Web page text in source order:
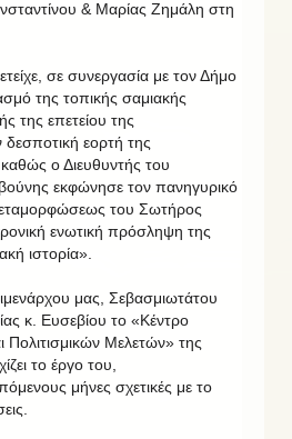
& Μαρίας Ζημάλη στη
σε συνεργασία με τον Δήμο
της τοπικής σαμιακής
της επετείου της
εορτή της
ο Διευθυντής του
εκφώνησε τον πανηγυρικό
του Σωτήρος
ενωτική πρόσληψη της
ιστορία».
μας, Σεβασμιωτάτου
κ. Ευσεβίου το «Κέντρο
Πολιτισμικών Μελετών» της
το έργο του,
μήνες σχετικές με το